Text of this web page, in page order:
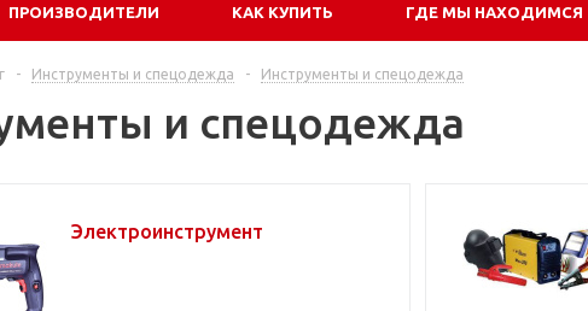
ПРОИЗВОДИТЕЛИ КАК КУПИТЬ ГДЕ МЫ НАХОДИМСЯ
- Инструменты и спецодежда - Инструменты и спецодежда
и спецодежда
Электроинструмент